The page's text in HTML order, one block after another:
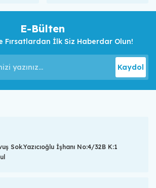
E-Bülten
Fırsatlardan İlk Siz Haberdar Olun!
Kaydol
Sok.Yazıcıoğlu İşhanı No:4/32B K:1